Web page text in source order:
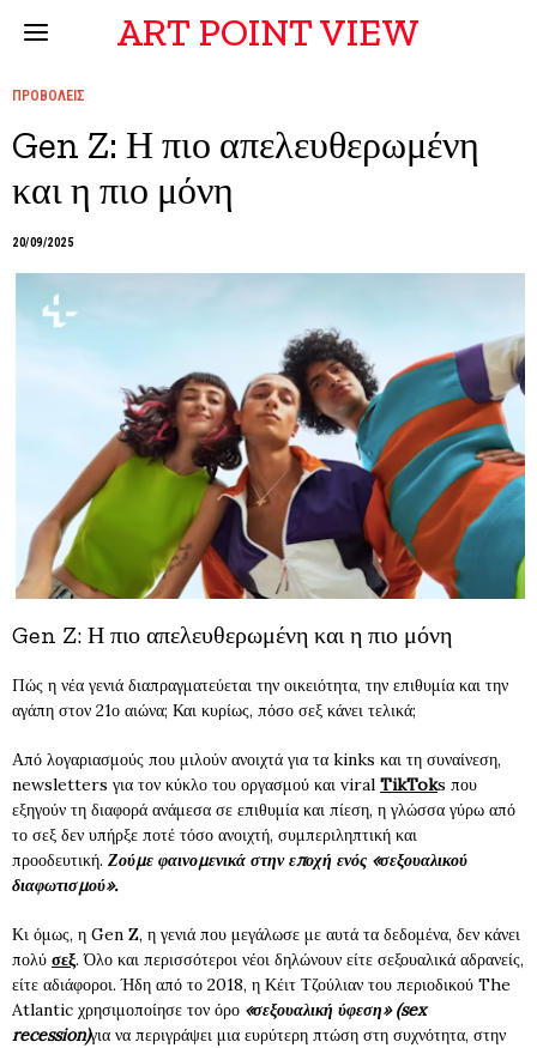
ART POINT VIEW
ΠΡΟΒΟΛΕΙΣ
Gen Z: Η πιο απελευθερωμένη
και η πιο μόνη
20/09/2025
Gen Z: Η πιο απελευθερωμένη και η πιο μόνη
Πώς η νέα γενιά διαπραγματεύεται την οικειότητα, την επιθυμία και την
αγάπη στον 21ο αιώνα; Και κυρίως, πόσο σεξ κάνει τελικά;
Από λογαριασμούς που μιλούν ανοιχτά για τα kinks και τη συναίνεση,
newsletters για τον κύκλο του οργασμού και viral TikToks που
εξηγούν τη διαφορά ανάμεσα σε επιθυμία και πίεση, η γλώσσα γύρω από
το σεξ δεν υπήρξε ποτέ τόσο ανοιχτή, συμπεριληπτική και
προοδευτική. Ζούμε φαινομενικά στην εποχή ενός «σεξουαλικού
διαφωτισμού».
Κι όμως, η Gen Z, η γενιά που μεγάλωσε με αυτά τα δεδομένα, δεν κάνει
πολύ σεξ. Όλο και περισσότεροι νέοι δηλώνουν είτε σεξουαλικά αδρανείς,
είτε αδιάφοροι. Ήδη από το 2018, η Κέιτ Τζούλιαν του περιοδικού The
Atlantic χρησιμοποίησε τον όρο «σεξουαλική ύφεση» (sex
recession)για να περιγράψει μια ευρύτερη πτώση στη συχνότητα, στην